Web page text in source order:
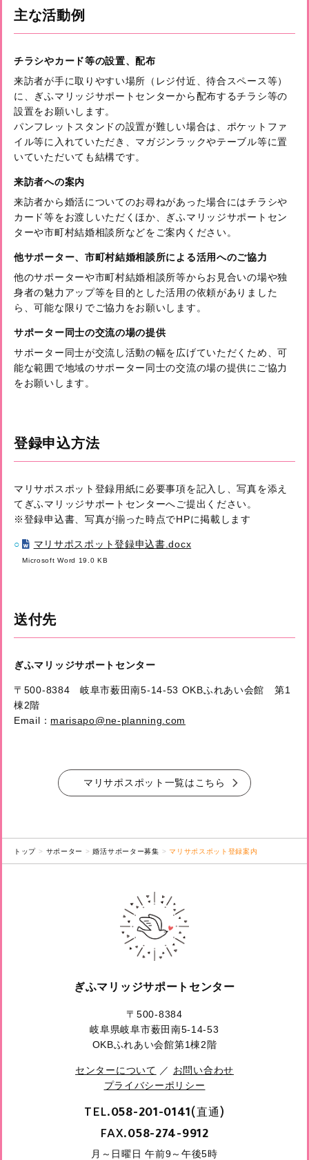
主な活動例
チラシやカード等の設置、配布
来訪者が手に取りやすい場所（レジ付近、待合スペース等）
に、ぎふマリッジサポートセンターから配布するチラシ等の
設置をお願いします。
パンフレットスタンドの設置が難しい場合は、ポケットファ
イル等に入れていただき、マガジンラックやテーブル等に置
いていただいても結構です。
来訪者への案内
来訪者から婚活についてのお尋ねがあった場合にはチラシや
カード等をお渡しいただくほか、ぎふマリッジサポートセン
ターや市町村結婚相談所などをご案内ください。
他サポーター、市町村結婚相談所による活用へのご協力
他のサポーターや市町村結婚相談所等からお見合いの場や独
身者の魅力アップ等を目的とした活用の依頼がありました
ら、可能な限りでご協力をお願いします。
サポーター同士の交流の場の提供
サポーター同士が交流し活動の幅を広げていただくため、可
能な範囲で地域のサポーター同士の交流の場の提供にご協力
をお願いします。
登録申込方法
マリサポスポット登録用紙に必要事項を記入し、写真を添え
てぎふマリッジサポートセンターへご提出ください。
※登録申込書、写真が揃った時点でHPに掲載します
マリサポスポット登録申込書.docx
Microsoft Word 19.0 KB
送付先
ぎふマリッジサポートセンター
〒500-8384 岐阜市薮田南5-14-53 OKBふれあい会館 第1
棟2階
Email： marisapo@ne-planning.com
マリサポスポット一覧はこちら
トップ サポーター 婚活サポーター募集 マリサポスポット登録案内
ぎふマリッジサポートセンター
〒500-8384
岐阜県岐阜市薮田南5-14-53
OKBふれあい会館第1棟2階
センターについて ／ お問い合わせ
プライバシーポリシー
TEL.058-201-0141(直通)
FAX.058-274-9912
月～日曜日 午前9～午後5時